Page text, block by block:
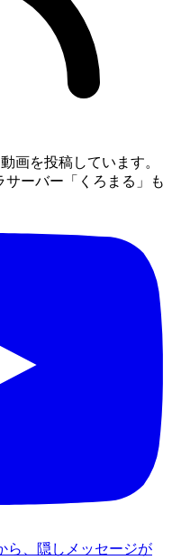
画を投稿しています。
ーバー「くろまる」も
ら、隠しメッセージが